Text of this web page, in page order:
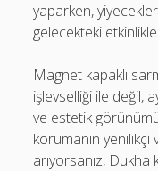
yaparken,
gelecekteki
Magnet kapaklı
işlevselliği ile değil,
ve estetik
korumanın
arıyorsanız,